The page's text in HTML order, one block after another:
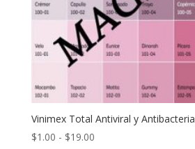
Vinimex Total Antiviral y
$1.00 - $19.00Rango